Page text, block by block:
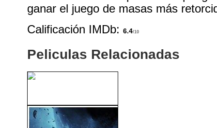
ganar el juego de masas más
Calificación IMDb:6.4/10
Peliculas Relacionadas